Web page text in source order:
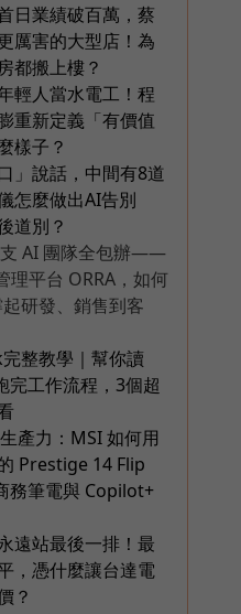
日業績破百萬，蔡
厲害的大型店！為
都搬上樓？
輕人當水電工！程
重新定義「有價值
樣子？
」說話，中間有8道
怎麼做出AI告別
道別？
支 AI 團隊全包辦——
理平台 ORRA，如何
研發、銷售到客
整教學｜幫你讀
完工作流程，3個超
產力：MSI 如何用
Prestige 14 Flip
務筆電與 Copilot+
遠站最後一排！最
，憑什麼讓台達電
？